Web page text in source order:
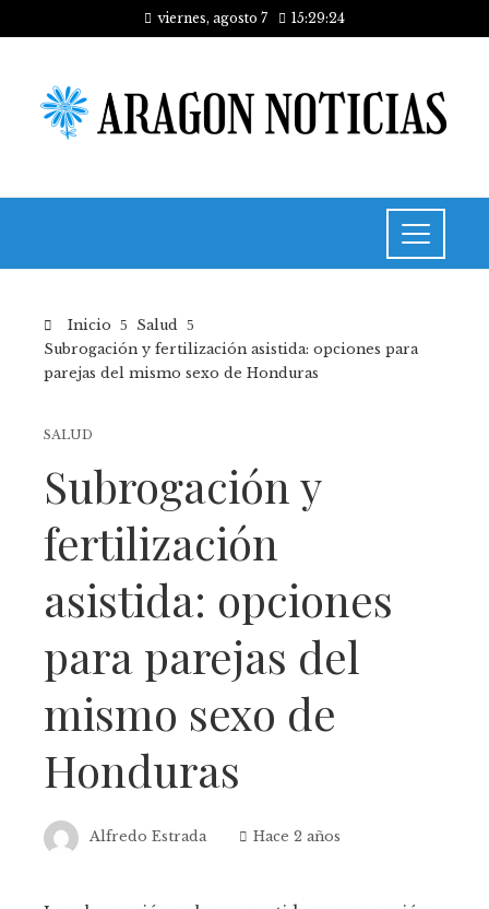
viernes, agosto 7 15:29:24
Inicio
Salud
Subrogación y fertilización asistida: opciones para
parejas del mismo sexo de Honduras
SALUD
Subrogación y
fertilización
asistida: opciones
para parejas del
mismo sexo de
Honduras
Alfredo Estrada Hace 2 años